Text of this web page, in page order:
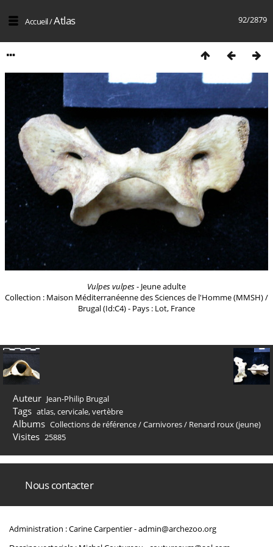
92/2879
Accueil/Atlas
Vulpes vulpes- Jeune adulte
Collection : Maison Méditerranéenne des Sciences de l'Homme (MMSH) /
Brugal (Id:C4) - Pays : Lot, France
Auteur Jean-Philip Brugal
Tags atlas,cervicale,vertèbre
Albums Collections de référence/Carnivores/ Renard roux (jeune)
Visites 25885
Nous contacter
Administration : Carine Carpentier -admin@archezoo.org